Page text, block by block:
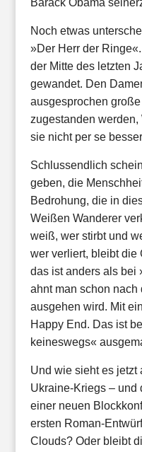
Barack Obama
Noch etwas
»Der Herr der
der Mitte des letzten
gewandet. Den
ausgesprochen
zugestanden
sie nicht per se
Schlussendlich
geben, die
Bedrohung, die in
Weißen Wanderer
weiß, wer stirbt und
wer verliert, bleibt die
das ist anders als bei
ahnt man schon
ausgehen wird. Mit
Happy End. Das ist
keineswegs«
Und wie sieht es jetzt
Ukraine-Kriegs – und
einer neuen
ersten Roman-
Clouds? Oder bleibt